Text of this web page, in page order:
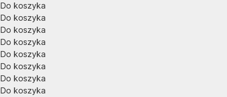
Do koszyka
Do koszyka
Do koszyka
Do koszyka
Do koszyka
Do koszyka
Do koszyka
Do koszyka